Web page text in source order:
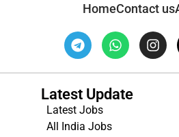
HomeContact us
Latest Update
Latest Jobs
All India Jobs